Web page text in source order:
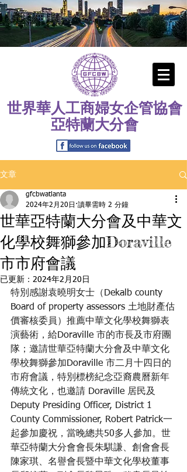
世界華人工商婦女企管協會
亞特蘭大分會
文章
世華亞特蘭大分會及中華文
化學校舞獅參加Doraville
市市府會議
gfcbwatlanta
2024年2月20日 讀畢需時 2 分鐘
已更新： 2024年2月20日
特別感謝袁曉明女士（Dekalb county
Board of property assessors 土地財產估
價審核委員）推薦中華文化學校舞獅表
演藝術，給Doraville 市的市長及市府團
隊；邀請世華亞特蘭大分會及中華文化
學校舞獅參加Doraville 市二月十四日的
市府會議，特別標榜紀念亞裔農曆新年
傳統文化，也邀請 Doraville 居民及
Deputy Presiding Officer, District 1
County Commissioner, Robert Patrick一
起參加慶祝，當晚總共50多人參加。世
華亞特蘭大分會會長朱騏謙、創會會長
陳家琪、名譽會長暨中華文化學校董事